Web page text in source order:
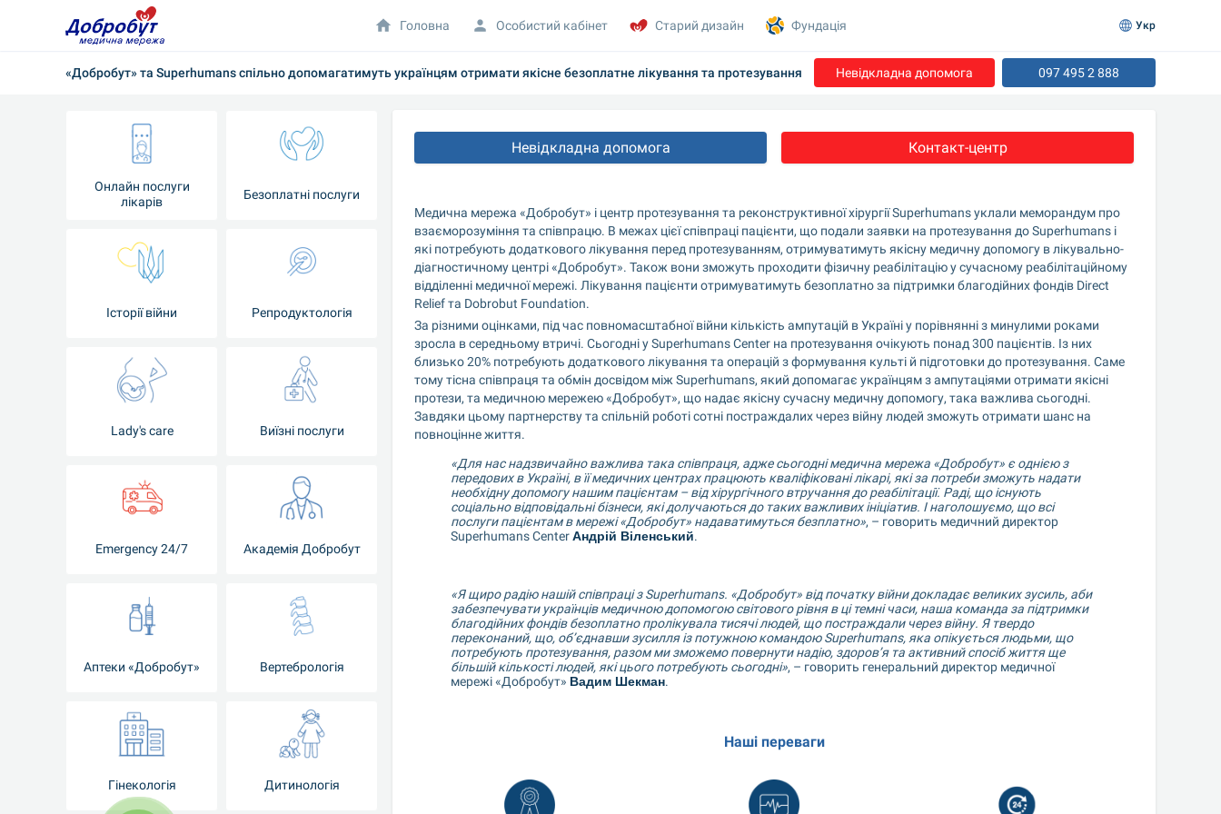
«Добробут» та Superhumans спільно допомагатимуть українцям отримати якісне безоплатне лікування та протезування Невідкладна допомога 097 495 2 888
Онлайн послуги
лікарів
Безоплатні послуги
Історії війни Репродуктологія
Lady's care Виїзні послуги
Emergency 24/7 Академія Добробут
Аптеки «Добробут» Вертебрологія
Гінекологія Дитинологія
Невідкладна допомога Контакт-центр
Медична мережа «Добробут» і центр протезування та реконструктивної хірургії Superhumans уклали меморандум про
взаєморозуміння та співпрацю. В межах цієї співпраці пацієнти, що подали заявки на протезування до Superhumans і
які потребують додаткового лікування перед протезуванням, отримуватимуть якісну медичну допомогу в лікувально-
діагностичному центрі «Добробут». Також вони зможуть проходити фізичну реабілітацію у сучасному реабілітаційному
відділенні медичної мережі. Лікування пацієнти отримуватимуть безоплатно за підтримки благодійних фондів Direct
Relief та Dobrobut Foundation.
За різними оцінками, під час повномасштабної війни кількість ампутацій в Україні у порівнянні з минулими роками
зросла в середньому втричі. Сьогодні у Superhumans Center на протезування очікують понад 300 пацієнтів. Із них
близько 20% потребують додаткового лікування та операцій з формування культі й підготовки до протезування. Саме
тому тісна співпраця та обмін досвідом між Superhumans, який допомагає українцям з ампутаціями отримати якісні
протези, та медичною мережею «Добробут», що надає якісну сучасну медичну допомогу, така важлива сьогодні.
Завдяки цьому партнерству та спільній роботі сотні постраждалих через війну людей зможуть отримати шанс на
повноцінне життя.
«Для нас надзвичайно важлива така співпраця, адже сьогодні медична мережа «Добробут» є однією з
передових в Україні, в її медичних центрах працюють кваліфіковані лікарі, які за потреби зможуть надати
необхідну допомогу нашим пацієнтам – від хірургічного втручання до реабілітації. Раді, що існують
соціально відповідальні бізнеси, які долучаються до таких важливих ініціатив. І наголошуємо, що всі
послуги пацієнтам в мережі «Добробут» надаватимуться безплатно», – говорить медичний директор
Superhumans Center Андрій Віленський.
«Я щиро радію нашій співпраці з Superhumans. «Добробут» від початку війни докладає великих зусиль, аби
забезпечувати українців медичною допомогою світового рівня в ці темні часи, наша команда за підтримки
благодійних фондів безоплатно пролікувала тисячі людей, що постраждали через війну. Я твердо
переконаний, що, об’єднавши зусилля із потужною командою Superhumans, яка опікується людьми, що
потребують протезування, разом ми зможемо повернути надію, здоров’я та активний спосіб життя ще
більшій кількості людей, які цього потребують сьогодні», – говорить генеральний директор медичної
мережі «Добробут» Вадим Шекман.
Наші переваги
Головна Особистий кабінет Старий дизайн Фундація Укр